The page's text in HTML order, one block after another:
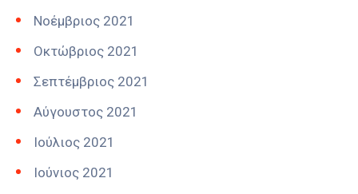
Νοέμβριος 2021
Οκτώβριος 2021
Σεπτέμβριος 2021
Αύγουστος 2021
Ιούλιος 2021
Ιούνιος 2021